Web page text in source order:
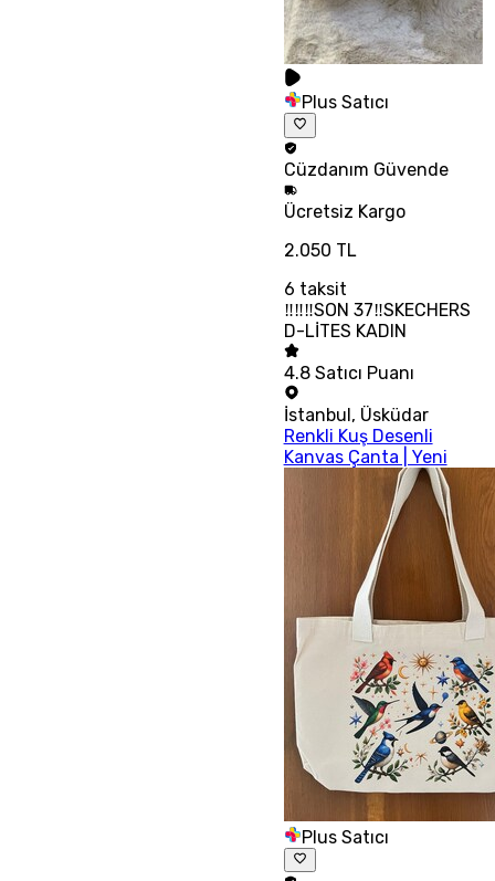
Plus Satıcı
Cüzdanım Güvende
Ücretsiz Kargo
2.050 TL
6 taksit
‼‼‼SON 37‼SKECHERS
D-LİTES KADIN
4.8 Satıcı Puanı
İstanbul, Üsküdar
Renkli Kuş Desenli
Kanvas Çanta | Yeni
Plus Satıcı